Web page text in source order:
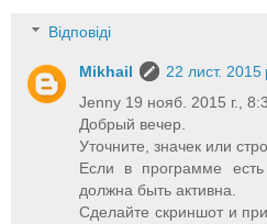
Відповіді
Mikhail
22 лист.
Jenny 19 нояб. 2015 г.,
Добрый вечер.
Уточните, значек или
Если в программе есть
должна быть активна.
Сделайте скриншот и